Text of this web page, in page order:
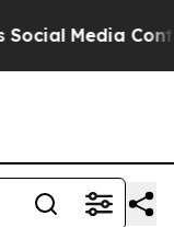
Media Controls